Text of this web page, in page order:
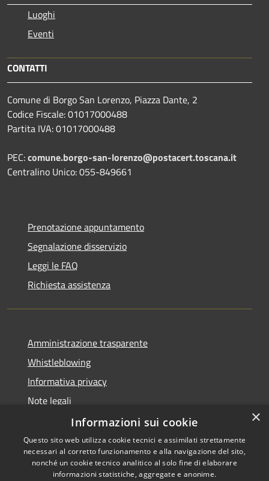
Luoghi
Eventi
CONTATTI
Comune di Borgo San Lorenzo, Piazza Dante, 2
Codice Fiscale: 01017000488
Partita IVA: 01017000488
PEC:comune.borgo-san-lorenzo@postacert.toscana.it
Centralino Unico: 055-849661
Prenotazione appuntamento
Segnalazione disservizio
Leggi le FAQ
Richiesta assistenza
Amministrazione trasparente
Whistleblowing
Informativa privacy
Note legali
Dichiarazione di accessibilità
×
Informazioni sui cookie
Questo sito web utilizza cookie tecnici e assimilati strettamente
necessari al corretto funzionamento e alla navigazione del sito,
nonché un cookie tecnico analitico al solo fine di elaborare
informazioni statistiche, aggregate e anonime.